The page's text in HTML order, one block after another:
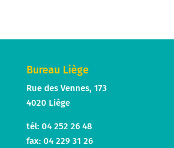
Bureau Liège
Rue des Vennes, 173
4020 Liège
tél: 04 252 26 48
fax: 04 229 31 26